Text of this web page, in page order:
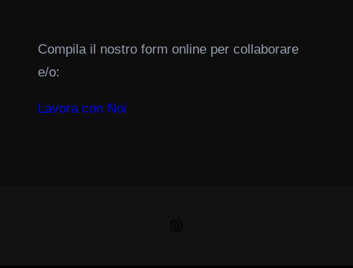
Compila il nostro form online per collaborare
e/o:
Lavora con Noi